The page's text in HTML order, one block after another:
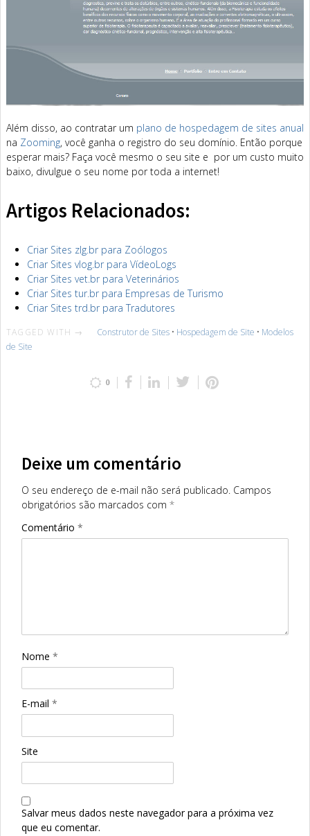
Além disso, ao contratar um plano de hospedagem de sites anual
na Zooming, você ganha o registro do seu domínio. Então porque
esperar mais? Faça você mesmo o seu site e por um custo muito
baixo, divulgue o seu nome por toda a internet!
Artigos Relacionados:
Criar Sites zlg.br para Zoólogos
Criar Sites vlog.br para VídeoLogs
Criar Sites vet.br para Veterinários
Criar Sites tur.br para Empresas de Turismo
Criar Sites trd.br para Tradutores
TAGGED WITH → Construtor de Sites• Hospedagem de Site • Modelos
de Site
0
Deixe um comentário
O seu endereço de e-mail não será publicado. Campos
obrigatórios são marcados com *
Comentário *
Nome *
E-mail *
Site
Salvar meus dados neste navegador para a próxima vez
que eu comentar.